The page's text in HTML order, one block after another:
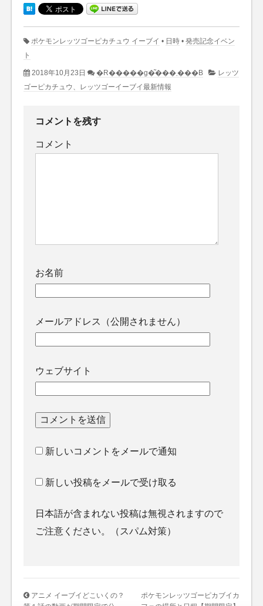
ポケモンレッツゴーピカチュウ イーブイ • 日時 • 発売記念イベン
ト
2018年10月23日 �R�����g�͂���܂���B
レッツ
ゴーピカチュウ、レッツゴーイーブイ最新情報
コメントを残す
コメント
お名前
メールアドレス（公開されません）
ウェブサイト
新しいコメントをメールで通知
新しい投稿をメールで受け取る
日本語が含まれない投稿は無視されますので
ご注意ください。（スパム対策）
アニメ イーブイどこいくの？
ポケモンレッツゴーピカブイカ